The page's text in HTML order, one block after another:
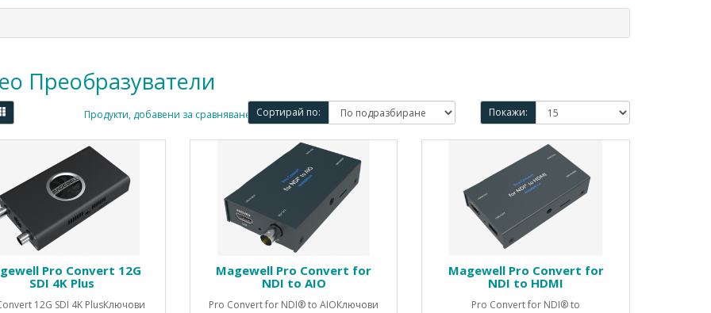
Преобразуватели
Продукти, добавени за сравняване: (0)Сортирай по: Покажи:
Pro Convert 12G
SDI 4K Plus
12G SDI 4K PlusКлючови
Magewell Pro Convert for
NDI to AIO
Pro Convert for NDI® to AIOКлючови
Magewell Pro Convert for
NDI to HDMI
Pro Convert for NDI® to